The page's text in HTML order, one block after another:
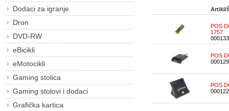
Dodaci za igranje
Dron
DVD-RW
eBicikli
eMotocikli
Gaming stolica
Gaming stolovi i dodaci
Grafička kartica
Artikl/
POS
1757
POS
POS